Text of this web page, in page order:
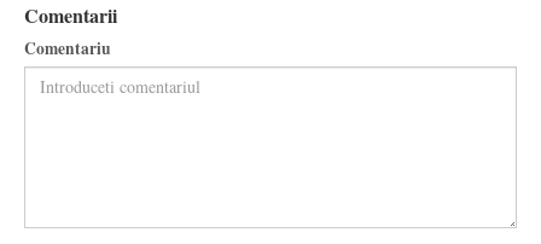
Comentarii
Comentariu